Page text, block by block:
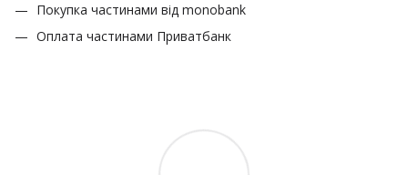
Покупка частинами від monobank
Оплата частинами Приватбанк